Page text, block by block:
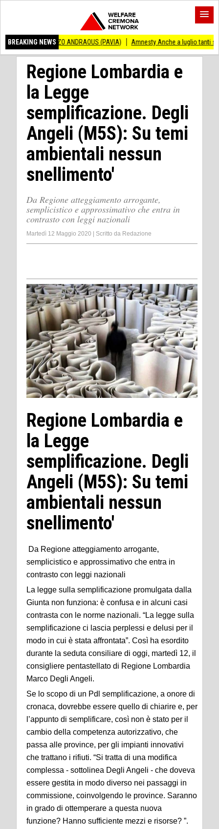
BREAKING NEWS
ANDRAOUS (PAVIA) Amnesty Anche a luglio tanti successi ed
Regione Lombardia e
la Legge
semplificazione. Degli
Angeli (M5S): Su temi
ambientali nessun
snellimento'
Da Regione atteggiamento arrogante,
semplicistico e approssimativo che entra in
contrasto con leggi nazionali
Martedì 12 Maggio 2020 Scritto da Redazione
Regione Lombardia e
la Legge
semplificazione. Degli
Angeli (M5S): Su temi
ambientali nessun
snellimento'
Da Regione atteggiamento arrogante,
semplicistico e approssimativo che entra in
contrasto con leggi nazionali
La legge sulla semplificazione promulgata dalla
Giunta non funziona: è confusa e in alcuni casi
contrasta con le norme nazionali. “La legge sulla
semplificazione ci lascia perplessi e delusi per il
modo in cui è stata affrontata”. Così ha esordito
durante la seduta consiliare di oggi, martedì 12, il
consigliere pentastellato di Regione Lombardia
Marco Degli Angeli.
Se lo scopo di un Pdl semplificazione, a onore di
cronaca, dovrebbe essere quello di chiarire e, per
l’appunto di semplificare, così non è stato per il
cambio della competenza autorizzativo, che
passa alle province, per gli impianti innovativi
che trattano i rifiuti. “Si tratta di una modifica
complessa - sottolinea Degli Angeli - che doveva
essere gestita in modo diverso nei passaggi in
commissione, coinvolgendo le province. Saranno
in grado di ottemperare a questa nuova
funzione? Hanno sufficiente mezzi e risorse? ”.